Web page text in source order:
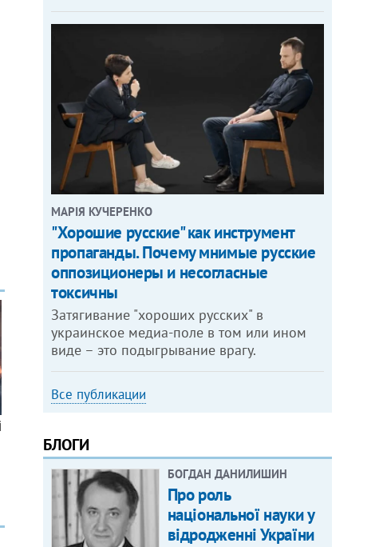
МАРІЯ КУЧЕРЕНКО
"Хорошие русские" как инструмент
пропаганды. Почему мнимые русские
оппозиционеры и несогласные
токсичны
Затягивание "хороших русских" в
украинское медиа-поле в том или ином
виде – это подыгрывание врагу.
Все публикации
БЛОГИ
БОГДАН ДАНИЛИШИН
Про роль
національної науки у
відродженні України